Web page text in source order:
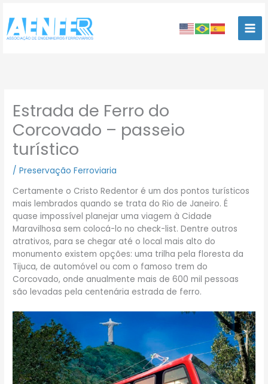
para
conteúdo
Estrada de Ferro do
Corcovado – passeio
turístico
/Preservação Ferroviaria
Certamente o Cristo Redentor é um dos pontos turísticos
mais lembrados quando se trata do Rio de Janeiro. É
quase impossível planejar uma viagem à Cidade
Maravilhosa sem colocá-lo no check-list. Dentre outros
atrativos, para se chegar até o local mais alto do
monumento existem opções: uma trilha pela floresta da
Tijuca, de automóvel ou com o famoso trem do
Corcovado, onde anualmente mais de 600 mil pessoas
são levadas pela centenária estrada de ferro.